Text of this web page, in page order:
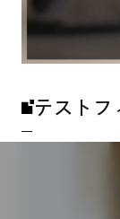
テストフ